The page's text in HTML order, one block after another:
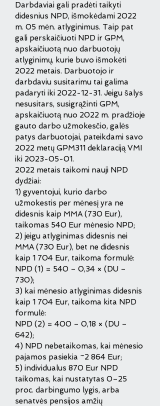
Darbdaviai gali pradėti taikyti
didesnius NPD, išmokėdami 2022
m. 05 mėn. atlyginimus. Taip pat
gali perskaičiuoti NPD ir GPM,
apskaičiuotą nuo darbuotojų
atlyginimų, kurie buvo išmokėti
2022 metais. Darbuotojo ir
darbdaviu susitarimu tai galima
padaryti iki 2022-12-31. Jeigu šalys
nesusitars, susigrąžinti GPM,
apskaičiuotą nuo 2022 m. pradžioje
gauto darbo užmokesčio, galės
patys darbuotojai, pateikdami savo
2022 metų GPM311 deklaraciją VMI
iki 2023-05-01.
2022 metais taikomi nauji NPD
dydžiai:
1) gyventojui, kurio darbo
užmokestis per mėnesį yra ne
didesnis kaip MMA (730 Eur),
taikomas 540 Eur mėnesio NPD;
2) jeigu atlyginimas didesnis nei
MMA (730 Eur), bet ne didesnis
kaip 1 704 Eur, taikoma formulė:
NPD (1) = 540 – 0,34 × (DU –
730);
3) kai mėnesio atlyginimas didesnis
kaip 1 704 Eur, taikoma kita NPD
formulė:
NPD (2) = 400 – 0,18 × (DU –
642);
4) NPD nebetaikomas, kai mėnesio
pajamos pasiekia ~2 864 Eur;
5) individualus 870 Eur NPD
taikomas, kai nustatytas 0–25
proc. darbingumo lygis, arba
senatvės pensijos amžių